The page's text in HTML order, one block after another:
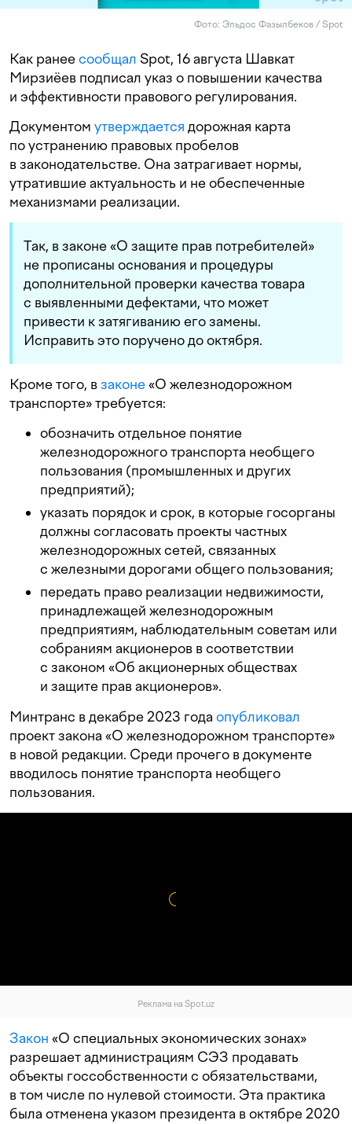
Фото: Эльдос Фазылбеков / Spot
Как ранеесообщал Spot, 16 августа Шавкат
Мирзиёев подписал указ о повышении качества
и эффективности правового регулирования.
Документом утверждается дорожная карта
по устранению правовых пробелов
в законодательстве. Она затрагивает нормы,
утратившие актуальность и не обеспеченные
механизмами реализации.
Так, в законе «О защите прав потребителей»
не прописаны основания и процедуры
дополнительной проверки качества товара
с выявленными дефектами, что может
привести к затягиванию его замены.
Исправить это поручено до октября.
Кроме того, взаконе«О железнодорожном
транспорте» требуется:
обозначить отдельное понятие
железнодорожного транспорта необщего
пользования (промышленных и других
предприятий);
указать порядок и срок, в которые госорганы
должны согласовать проекты частных
железнодорожных сетей, связанных
с железными дорогами общего пользования;
передать право реализации недвижимости,
принадлежащей железнодорожным
предприятиям, наблюдательным советам или
собраниям акционеров в соответствии
с законом «Об акционерных обществах
и защите прав акционеров».
Минтранс в декабре 2023 года опубликовал
проект закона «О железнодорожном транспорте»
в новой редакции. Среди прочего в документе
вводилось понятие транспорта необщего
пользования.
Реклама на Spot.uz
Закон «О специальных экономических зонах»
разрешает администрациям СЭЗ продавать
объекты госсобственности с обязательствами,
в том числе по нулевой стоимости. Эта практика
была отменена указом президента в октябре 2020